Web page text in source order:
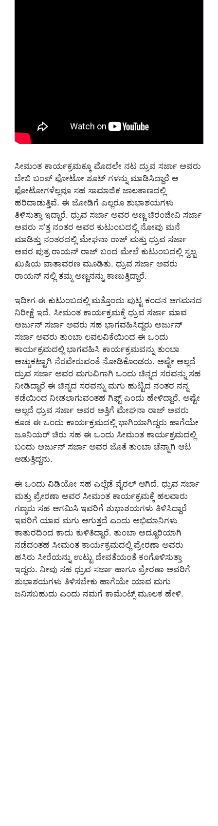
ಸೀಮಂತ ಕಾರ್ಯಕ್ರಮಕ್ಕೂ ಮೊದಲೇ ನಟ ದ್ರುವ ಸರ್ಜಾ ಅವರು
ಬೇಬಿ ಬಂಪ್ ಫೋಟೋ ಶೂಟ್ ಗಳನ್ನು ಮಾಡಿಸಿದ್ದಾರೆ ಆ
ಫೋಟೋಗಳೆಲ್ಲವೂ ಸಹ ಸಾಮಾಜಿಕ ಜಾಲತಾಣದಲ್ಲಿ
ಹರಿದಾಡುತ್ತಿವೆ. ಈ ಜೋಡಿಗೆ ಎಲ್ಲರೂ ಶುಭಾಶಯಗಳು
ತಿಳಿಸುತ್ತಾ ಇದ್ದಾರೆ. ಧ್ರುವ ಸರ್ಜಾ ಅವರ ಅಣ್ಣ ಚಿರಂಜೀವಿ ಸರ್ಜಾ
ಅವರು ಸ’ತ್ತ ನಂತರ ಅವರ ಕುಟುಂಬದಲ್ಲಿ ನೋವು ಮನೆ
ಮಾಡಿತ್ತು ನಂತರದಲ್ಲಿ ಮೇಘನಾ ರಾಜ್ ಮತ್ತು ಧ್ರುವ ಸರ್ಜಾ
ಅವರ ಪುತ್ರ ರಾಯನ್ ರಾಜ್ ಬಂದ ಮೇಲೆ ಕುಟುಂಬದಲ್ಲಿ ಸ್ವಲ್ಪ
ಖುಷಿಯ ವಾತಾವರಣ ಮೂಡಿತು. ಧ್ರುವ ಸರ್ಜಾ ಅವರು
ರಾಯನ್ ನಲ್ಲಿ ತಮ್ಮ ಅಣ್ಣನನ್ನು ಕಾಣುತ್ತಿದ್ದಾರೆ.
ಇದೀಗ ಈ ಕುಟುಂಬದಲ್ಲಿ ಮತ್ತೊಂದು ಪುಟ್ಟ ಕಂದನ ಆಗಮನದ
ನಿರೀಕ್ಷೆ ಇದೆ. ಸೀಮಂತ ಕಾರ್ಯಕ್ರಮಕ್ಕೆ ಧ್ರುವ ಸರ್ಜಾ ಮಾವ
ಅರ್ಜುನ್ ಸರ್ಜಾ ಅವರು ಸಹ ಭಾಗವಹಿಸಿದ್ದರು ಅರ್ಜುನ್
ಸರ್ಜಾ ಅವರು ತುಂಬಾ ಲವಲವಿಕೆಯಿಂದ ಈ ಒಂದು
ಕಾರ್ಯಕ್ರಮದಲ್ಲಿ ಭಾಗವಹಿಸಿ ಕಾರ್ಯಕ್ರಮವನ್ನು ತುಂಬಾ
ಅಚ್ಚುಕಟ್ಟಾಗಿ ನೆರವೇರುವಂತೆ ನೋಡಿಕೊಂಡರು. ಅಷ್ಟೇ ಅಲ್ಲದೆ
ದ್ರುವ ಸರ್ಜಾ ಅವರ ಮಗುವಿಗಾಗಿ ಒಂದು ಚಿನ್ನದ ಸರವನ್ನು ಸಹ
ನೀಡಿದ್ದಾರೆ ಈ ಚಿನ್ನದ ಸರವನ್ನು ಮಗು ಹುಟ್ಟಿದ ನಂತರ ನನ್ನ
ಕಡೆಯಿಂದ ನೀಡಲಾಗುವಂತಹ ಗಿಫ್ಟ್ ಎಂದು ಹೇಳಿದ್ದಾರೆ. ಅಷ್ಟೇ
ಅಲ್ಲದೆ ಧ್ರುವ ಸರ್ಜಾ ಅವರ ಅತ್ತಿಗೆ ಮೇಘನಾ ರಾಜ್ ಅವರು
ಕೂಡ ಈ ಒಂದು ಕಾರ್ಯಕ್ರಮದಲ್ಲಿ ಭಾಗಿಯಾಗಿದ್ದರು ಹಾಗೆಯೇ
ಜೂನಿಯರ್ ಚಿರು ಸಹ ಈ ಒಂದು ಸೀಮಂತ ಕಾರ್ಯಕ್ರಮದಲ್ಲಿ
ಬಂದು ಅರ್ಜುನ್ ಸರ್ಜಾ ಅವರ ಜೊತೆ ತುಂಬಾ ಚೆನ್ನಾಗಿ ಆಟ
ಆಡುತ್ತಿದ್ದನು.
ಈ ಒಂದು ವಿಡಿಯೋ ಸಹ ಎಲ್ಲೆಡೆ ವೈರಲ್ ಆಗಿದೆ. ಧ್ರುವ ಸರ್ಜಾ
ಮತ್ತು ಪ್ರೇರಣಾ ಅವರ ಸೀಮಂತ ಕಾರ್ಯಕ್ರಮಕ್ಕೆ ಹಲವಾರು
ಗಣ್ಯರು ಸಹ ಆಗಮಿಸಿ ಇವರಿಗೆ ಶುಭಾಶಯಗಳು ತಿಳಿಸಿದ್ದಾರೆ
ಇವರಿಗೆ ಯಾವ ಮಗು ಆಗುತ್ತದೆ ಎಂದು ಅಭಿಮಾನಿಗಳು
ಕಾತುರದಿಂದ ಕಾದು ಕುಳಿತಿದ್ದಾರೆ. ತುಂಬಾ ಅದ್ದೂರಿಯಾಗಿ
ನಡೆದಂತಹ ಸೀಮಂತ ಕಾರ್ಯಕ್ರಮದಲ್ಲಿ ಪ್ರೇರಣಾ ಅವರು
ಹಸಿರು ಸೀರೆಯನ್ನು ಉಟ್ಟು ದೇವತೆಯಂತೆ ಕಂಗೊಳಿಸುತ್ತಾ
ಇದ್ದರು. ನೀವು ಸಹ ಧ್ರುವ ಸರ್ಜಾ ಹಾಗೂ ಪ್ರೇರಣಾ ಅವರಿಗೆ
ಶುಭಾಶಯಗಳು ತಿಳಿಸಬೇಕು ಹಾಗೆಯೇ ಯಾವ ಮಗು
ಜನಿಸಬಹುದು ಎಂದು ನಮಗೆ ಕಾಮೆಂಟ್ಸ್ ಮೂಲಕ ಹೇಳಿ.